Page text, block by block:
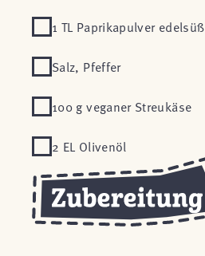
1 TL Paprikapulver edelsüß
Salz, Pfeffer
100 g veganer Streukäse
2 EL Olivenöl